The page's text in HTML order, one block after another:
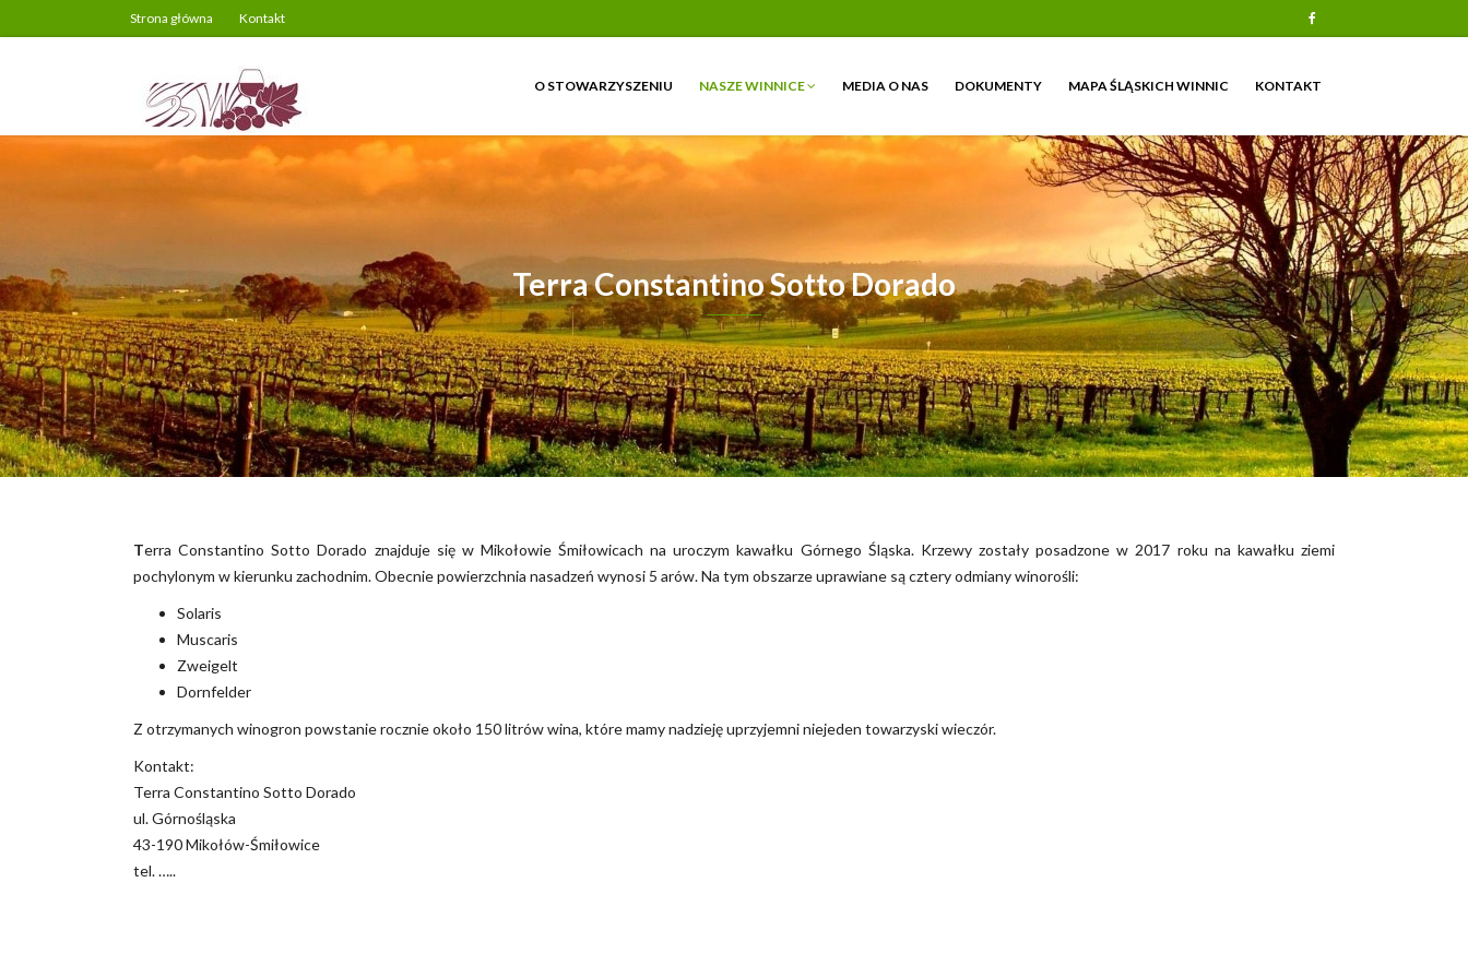
Strona główna Kontakt
O STOWARZYSZENIU NASZE WINNICE MEDIA O NAS DOKUMENTY MAPA ŚLĄSKICH WINNIC KONTAKT
Terra Constantino Sotto Dorado
Terra Constantino Sotto Dorado znajduje się w Mikołowie Śmiłowicach na uroczym kawałku Górnego Śląska. Krzewy zostały posadzone w 2017 roku na kawałku ziemi
pochylonym w kierunku zachodnim. Obecnie powierzchnia nasadzeń wynosi 5 arów. Na tym obszarze uprawiane są cztery odmiany winorośli:
Solaris
Muscaris
Zweigelt
Dornfelder
Z otrzymanych winogron powstanie rocznie około 150 litrów wina, które mamy nadzieję uprzyjemni niejeden towarzyski wieczór.
Kontakt:
Terra Constantino Sotto Dorado
ul. Górnośląska
43-190 Mikołów-Śmiłowice
tel. …..